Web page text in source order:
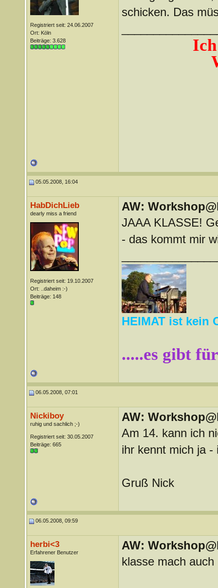
Registriert seit: 24.06.2007
Ort: Köln
Beiträge: 3.628
schicken. Das
05.05.2008, 16:04
HabDichLieb
dearly miss a friend
Registriert seit: 19.10.2007
Ort: ..daheim :-)
Beiträge: 148
AW:
JAAA KLASSE!
- das kommt mir
HEIMAT ist kein
.....es gibt
06.05.2008, 07:01
Nickiboy
ruhig und sachlich ;-)
Registriert seit: 30.05.2007
Beiträge: 665
AW:
Am 14. kann ich
ihr kennt mich ja
Gruß Nick
06.05.2008, 09:59
herbi<3
Erfahrener Benutzer
AW:
klasse mach